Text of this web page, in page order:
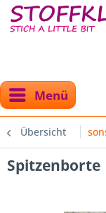
Menü
Übersicht